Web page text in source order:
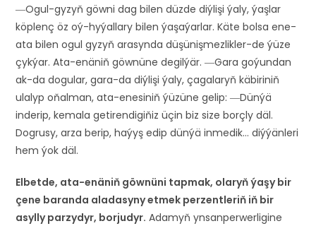
―Ogul-gyzyň göwni dag bilen düzde diýlişi ýaly, ýaşlar
köplenç öz oý-hyýallary bilen ýaşaýarlar. Käte bolsa ene-
ata bilen ogul gyzyň arasynda düşünişmezlikler-de ýüze
çykýar. Ata-enäniň göwnüne degilýär. ―Gara goýundan
ak-da dogular, gara-da diýlişi ýaly, çagalaryň käbiriniň
ulalyp oňalman, ata-enesiniň ýüzüne gelip: ―Dünýä
inderip, kemala getirendigiňiz üçin biz size borçly däl.
Dogrusy, arza berip, haýyş edip dünýä inmedik… diýýänleri
hem ýok däl.
Elbetde, ata-enäniň göwnüni tapmak, olaryň ýaşy bir
çene baranda aladasyny etmek perzentleriň iň bir
asylly parzydyr, borjudyr. Adamyň ynsanperwerligine